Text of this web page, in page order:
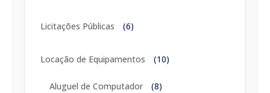
Licitações Públicas (6)
Locação de Equipamentos (10)
Aluguel de Computador (8)